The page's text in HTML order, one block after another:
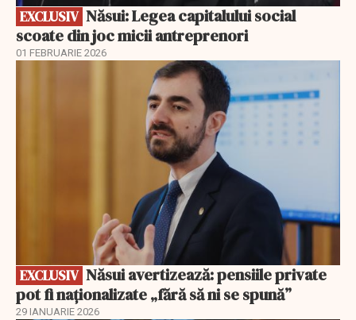
EXCLUSIV
scoate din joc micii antreprenori
01 FEBRUARIE 2026
EXCLUSIV
pot fi naționalizate „fără să ni se spună”
29 IANUARIE 2026